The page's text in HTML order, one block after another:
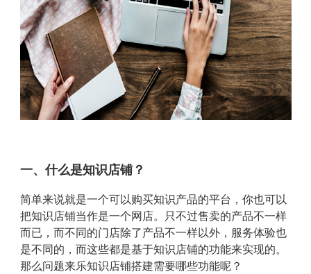
一、什么是知识店铺？
简单来说就是一个可以购买知识产品的平台，你也可以
把知识店铺当作是一个网店。只不过售卖的产品不一样
而已，而不同的门店除了产品不一样以外，服务体验也
是不同的，而这些都是基于知识店铺的功能来实现的。
那么问题来乐知识店铺搭建需要哪些功能呢？